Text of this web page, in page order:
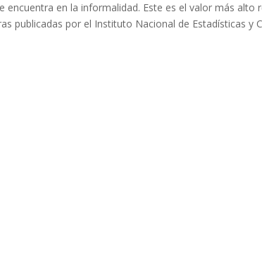
encuentra en la informalidad. Este es el valor más alto
publicadas por el Instituto Nacional de Estadísticas y